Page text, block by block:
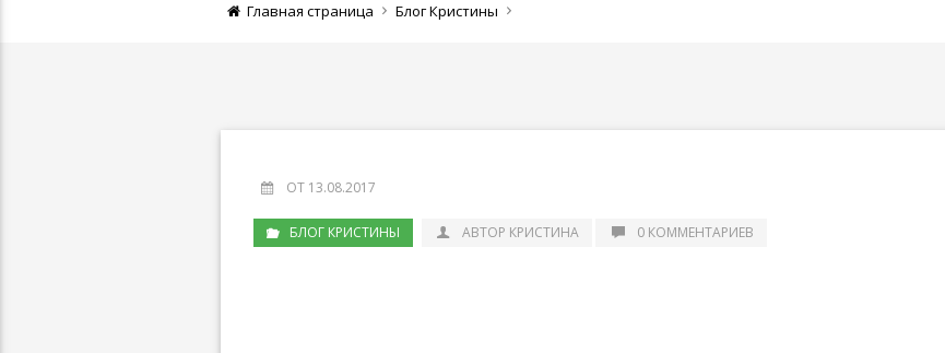
Главная страница Блог Кристины
ОТ 13.08.2017
БЛОГ КРИСТИНЫ АВТОР КРИСТИНА 0 КОММЕНТАРИЕВ